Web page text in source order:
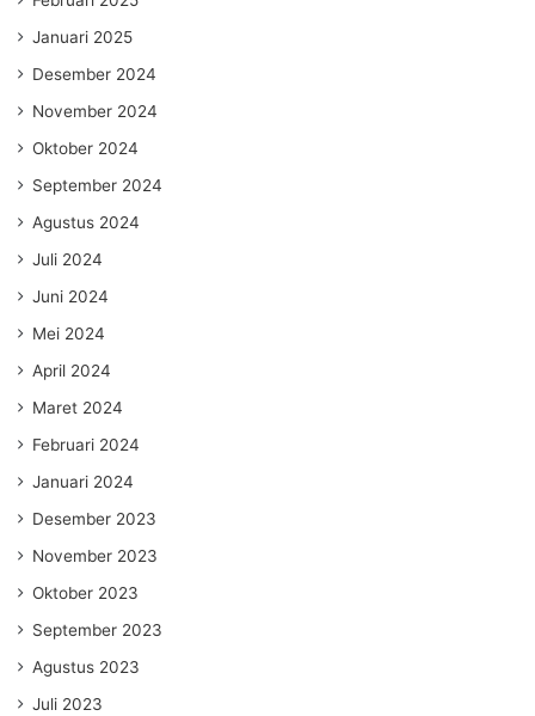
Januari 2025
Desember 2024
November 2024
Oktober 2024
September 2024
Agustus 2024
Juli 2024
Juni 2024
Mei 2024
April 2024
Maret 2024
Februari 2024
Januari 2024
Desember 2023
November 2023
Oktober 2023
September 2023
Agustus 2023
Juli 2023